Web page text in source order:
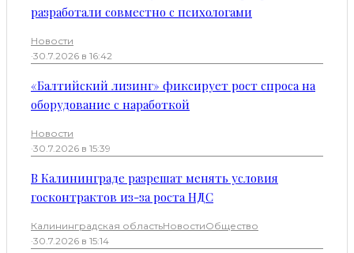
разработали совместно с психологами
Новости
·30.7.2026 в 16:42
«Балтийский лизинг» фиксирует рост спроса на
оборудование с наработкой
Новости
·30.7.2026 в 15:39
В Калининграде разрешат менять условия
госконтрактов из-за роста НДС
Калининградская областьНовостиОбщество
·30.7.2026 в 15:14